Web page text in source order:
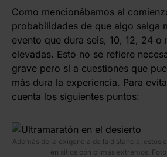
Como mencionábamos al
probabilidades de que algo salga
evento que dura seis, 10, 12, 24 o
elevadas. Esto no se refiere
grave pero sí a cuestiones que
más dura la experiencia. Para
cuenta los siguientes puntos:
Además de la exigencia de la distancia, estos
en sitios con climas extremos.